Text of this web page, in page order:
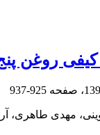
روغن
925-937
مهدی